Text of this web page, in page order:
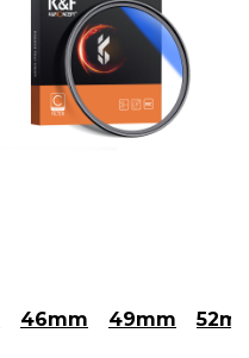
46mm 49mm